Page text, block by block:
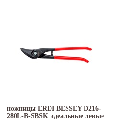
29.12.2025
ножницы ERDI BESSEY D216-
280L-B-SBSK идеальные левые